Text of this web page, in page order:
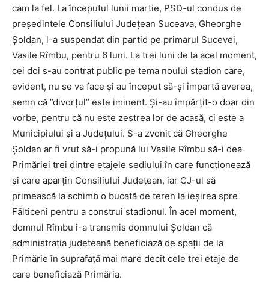
cam la fel. La începutul lunii martie, PSD-ul condus de
președintele Consiliului Județean Suceava, Gheorghe
Șoldan, l-a suspendat din partid pe primarul Sucevei,
Vasile Rîmbu, pentru 6 luni. La trei luni de la acel moment,
cei doi s-au contrat public pe tema noului stadion care,
evident, nu se va face și au început să-și împartă averea,
semn că ”divorțul” este iminent. Și-au împărțit-o doar din
vorbe, pentru că nu este zestrea lor de acasă, ci este a
Municipiului și a Județului. S-a zvonit că Gheorghe
Șoldan ar fi vrut să-i propună lui Vasile Rîmbu să-i dea
Primăriei trei dintre etajele sediului în care funcționează
și care aparțin Consiliului Județean, iar CJ-ul să
primească la schimb o bucată de teren la ieșirea spre
Fălticeni pentru a construi stadionul. În acel moment,
domnul Rîmbu i-a transmis domnului Șoldan că
administrația județeană beneficiază de spații de la
Primărie în suprafață mai mare decît cele trei etaje de
care beneficiază Primăria.